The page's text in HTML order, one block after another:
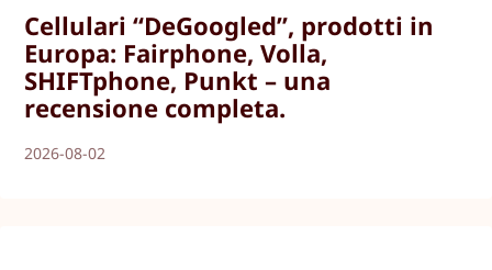
Cellulari “DeGoogled”, prodotti in
Europa: Fairphone, Volla,
SHIFTphone, Punkt – una
recensione completa.
2026-08-02